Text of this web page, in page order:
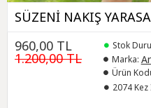
SÜZENİ NAKIŞ
960,00 TL
1.200,00 TL
Stok
Marka:
Ürün
2074